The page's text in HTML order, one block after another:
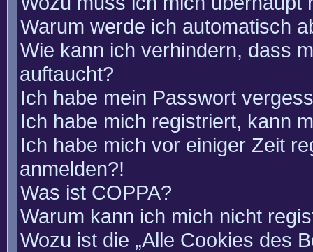
Warum werde ich automatisch
Wie kann ich verhindern, dass
auftaucht?
Ich habe mein Passwort
Ich habe mich registriert, kann
Ich habe mich vor einiger Zeit
anmelden?!
Was ist COPPA?
Warum kann ich mich nicht
Wozu ist die „Alle Cookies des